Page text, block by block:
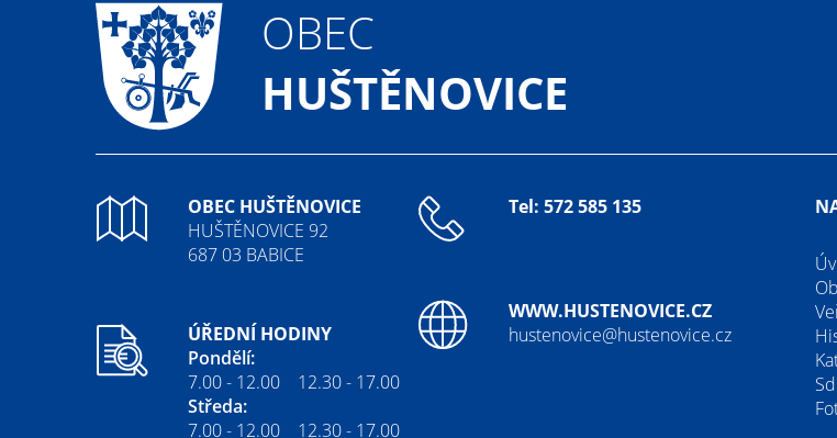
OBEC
HUŠTĚNOVICE
OBEC HUŠTĚNOVICE
HUŠTĚNOVICE 92
687 03 BABICE
ÚŘEDNÍ HODINY
Pondělí:
7.00 - 12.00 12.30 - 17.00
Středa:
7.00 - 12.00 12.30 - 17.00
Tel: 572 585 135
WWW.HUSTENOVICE.CZ
hustenovice@hustenovice.cz